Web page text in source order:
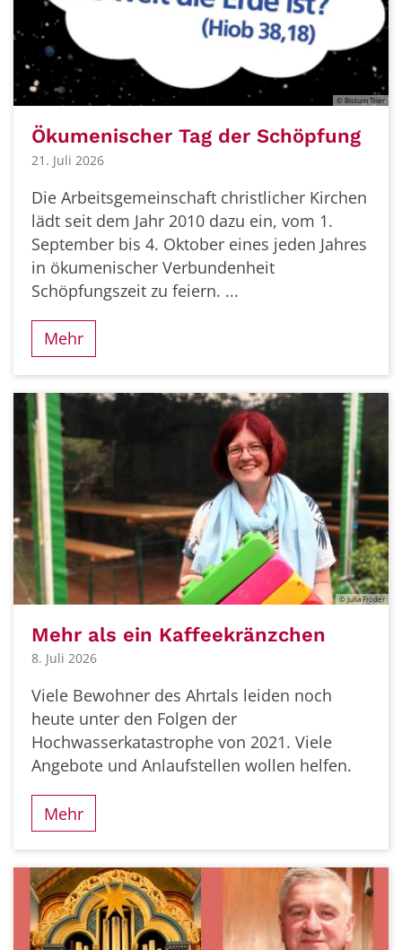
© Bistum Trier
Ökumenischer Tag der Schöpfung
21. Juli 2026
Die Arbeitsgemeinschaft christlicher Kirchen
lädt seit dem Jahr 2010 dazu ein, vom 1.
September bis 4. Oktober eines jeden Jahres
in ökumenischer Verbundenheit
Schöpfungszeit zu feiern. ...
Mehr
© Julia Fröder
Mehr als ein Kaffeekränzchen
8. Juli 2026
Viele Bewohner des Ahrtals leiden noch
heute unter den Folgen der
Hochwasserkatastrophe von 2021. Viele
Angebote und Anlaufstellen wollen helfen.
Mehr